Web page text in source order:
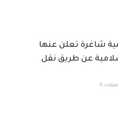
شاغرة تعلن عنها
عن طريق نقل
0